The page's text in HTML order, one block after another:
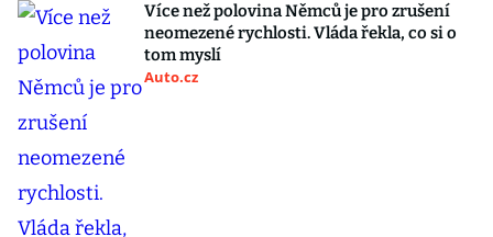
Více než polovina Němců je pro zrušení
neomezené rychlosti. Vláda řekla, co si o
tom myslí
Auto.cz